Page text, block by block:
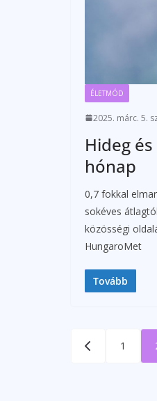
ÉLETMÓD
2025. márc. 5.
Hideg
hónap
0,7 fokkal
sokéves
közösségi
HungaroMet
Tovább
1